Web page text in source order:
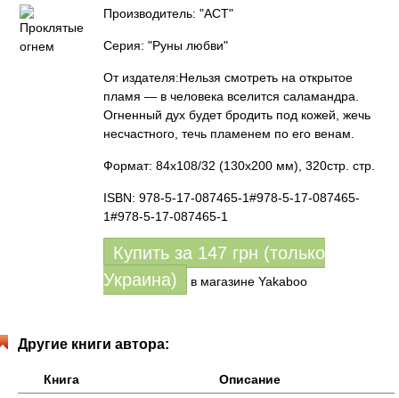
Производитель: "АСТ"
Серия: "Руны любви"
От издателя:Нельзя смотреть на открытое
пламя — в человека вселится саламандра.
Огненный дух будет бродить под кожей, жечь
несчастного, течь пламенем по его венам.
Формат: 84x108/32 (130х200 мм), 320стр. стр.
ISBN: 978-5-17-087465-1#978-5-17-087465-
1#978-5-17-087465-1
Купить за 147 грн (только
Украина)
в магазине Yakaboo
Другие книги автора:
Книга
Описание